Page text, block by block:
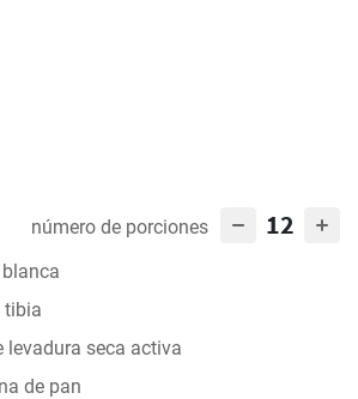
número de porciones 12
tibia
levadura seca activa
de pan